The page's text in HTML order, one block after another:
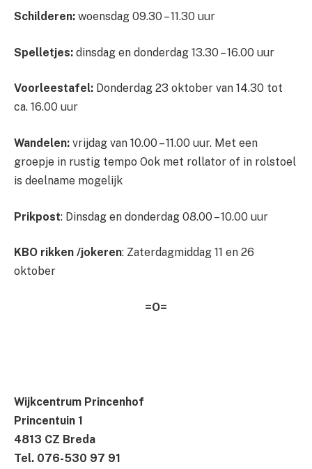
Schilderen: woensdag 09.30 – 11.30 uur
Spelletjes: dinsdag en donderdag 13.30 – 16.00 uur
Voorleestafel: Donderdag 23 oktober van 14.30 tot
ca. 16.00 uur
Wandelen: vrijdag van 10.00 – 11.00 uur. Met een
groepje in rustig tempo Ook met rollator of in rolstoel
is deelname mogelijk
Prikpost: Dinsdag en donderdag 08.00 – 10.00 uur
KBO rikken /jokeren: Zaterdagmiddag 11 en 26
oktober
=O=
Wijkcentrum Princenhof
Princentuin 1
4813 CZ Breda
Tel. 076-530 97 91